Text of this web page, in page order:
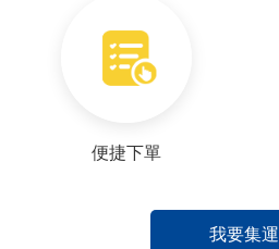
便捷下單
我要集運
y***0（匿名）